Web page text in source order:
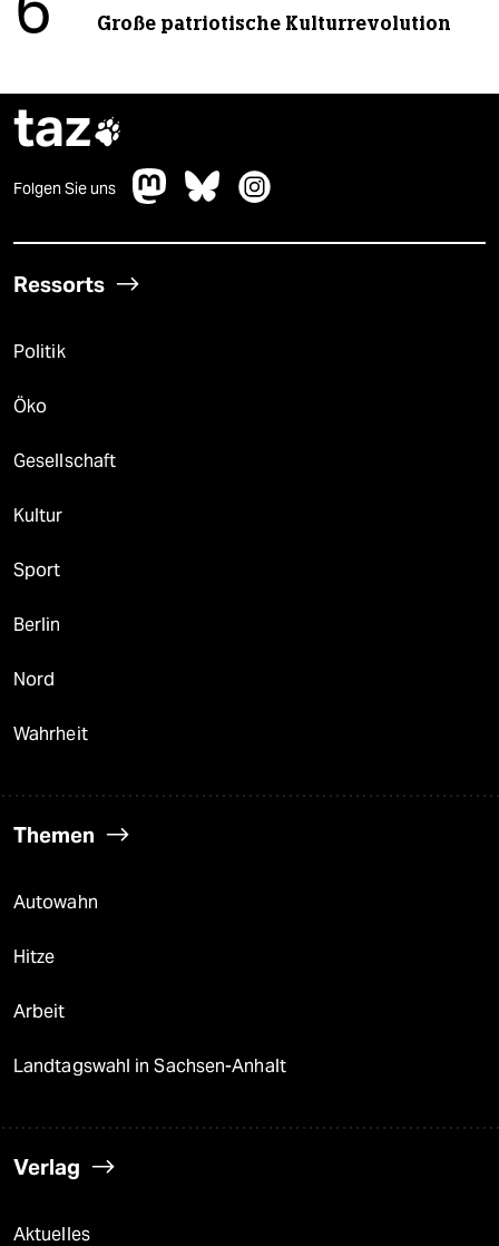
6 Große patriotische Kulturrevolution
taz
Folgen Sie uns
Ressorts
Politik
Öko
Gesellschaft
Kultur
Sport
Berlin
Nord
Wahrheit
Themen
Autowahn
Hitze
Arbeit
Landtagswahl in Sachsen-Anhalt
Verlag
Aktuelles